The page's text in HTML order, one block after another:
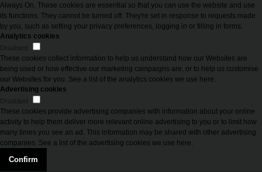
Always On. These cookies are essential so that you can use the website and use
its functions. They cannot be turned off. They're set in response to requests made
by you, such as setting your privacy preferences, logging in or filling in forms.
Analytics cookies
Disabled
These cookies collect information to help us understand how our Websites are
being used or how effective our marketing campaigns are, or to help us customise
our Websites for you. See a list of the analytics cookies we use here.
Advertising cookies
Disabled
These cookies provide advertising companies with information about your online
activity to help them deliver more relevant online advertising to you or to limit how
many times you see an ad. This information may be shared with other advertising
companies. See a list of the advertising cookies we use here.
Confirm